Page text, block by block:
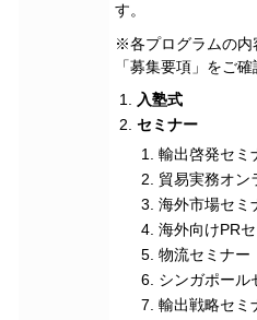
す。
※各プログラムの内
「募集要項」をご確
入塾式
セミナー
輸出啓発セミ
貿易実務オン
海外市場セミ
海外向けPR
物流セミナー
シンガポール
輸出戦略セミ